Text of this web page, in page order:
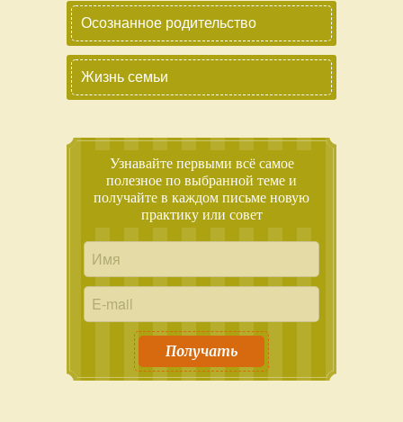
Осознанное родительство
Жизнь семьи
Узнавайте первыми всё самое
полезное по выбранной теме и
получайте в каждом письме новую
практику или совет
Получать